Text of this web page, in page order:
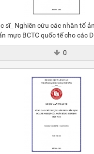
sĩ_ Nghiên cứu các nhân tố
mực BCTC quốc tế cho các
0